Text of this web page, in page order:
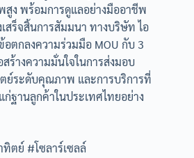
ง พร้อมการดูแลอย่างมืออาชีพ
สร็จสิ้นการสัมมนา ทางบริษัท ไอ
อตกลงความร่วมมือ MOU กับ 3
ร้างความมั่นใจในการส่งมอบ
ย์ระดับคุณภาพ และการบริการที่
ฐานลูกค้าในประเทศไทยอย่าง
ทิตย์ #โซลาร์เซลล์